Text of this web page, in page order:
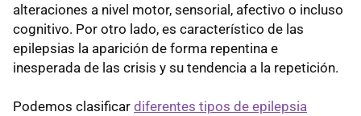
alteraciones a nivel motor, sensorial, afectivo o incluso
cognitivo. Por otro lado, es característico de las
epilepsias la aparición de forma repentina e
inesperada de las crisis y su tendencia a la repetición.
Podemos clasificar diferentes tipos de epilepsia